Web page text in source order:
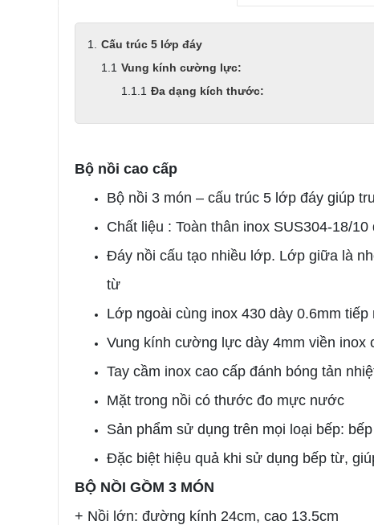
Cấu trúc 5 lớp đáy
Vung kính cường lực:
Đa dạng kích thước:
Bộ nồi cao cấp
Bộ nồi 3 món – cấu trúc 5 lớp đáy giúp
Chất liệu : Toàn thân inox SUS304-18/
Đáy nồi cấu tạo nhiều lớp. Lớp giữa là
từ
Lớp ngoài cùng inox 430 dày 0.6mm
Vung kính cường lực dày 4mm viền inox
Tay cầm inox cao cấp đánh bóng tản
Mặt trong nồi có thước đo mực nước
Sản phẩm sử dụng trên mọi loại bếp:
Đặc biệt hiệu quả khi sử dụng bếp từ,
BỘ NỒI GỒM 3 MÓN
+ Nồi lớn: đường kính 24cm, cao 13.5cm